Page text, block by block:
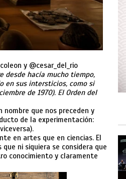
y @cesar_del_rio
desde hacía mucho tiempo,
en sus intersticios, como si
de 1970). El Orden del
nombre que nos preceden y
de la experimentación:
en artes que en ciencias. El
ni siquiera se considera que
conocimiento y claramente